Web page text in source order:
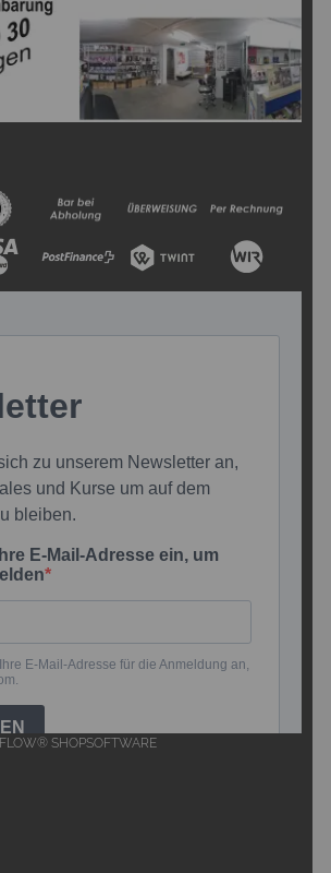
FLOW® SHOPSOFTWARE